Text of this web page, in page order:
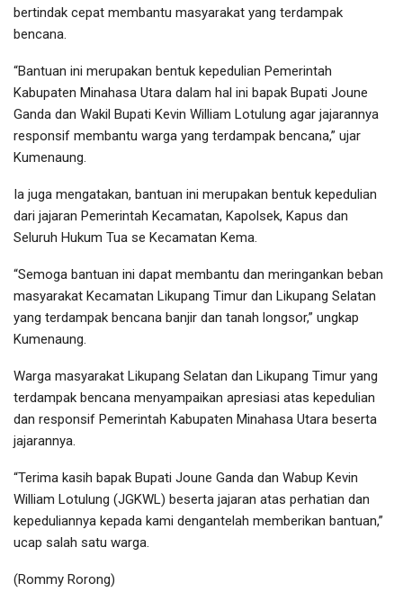
bertindak cepat membantu masyarakat yang terdampak
bencana.
“Bantuan ini merupakan bentuk kepedulian Pemerintah
Kabupaten Minahasa Utara dalam hal ini bapak Bupati Joune
Ganda dan Wakil Bupati Kevin William Lotulung agar jajarannya
responsif membantu warga yang terdampak bencana,” ujar
Kumenaung.
Ia juga mengatakan, bantuan ini merupakan bentuk kepedulian
dari jajaran Pemerintah Kecamatan, Kapolsek, Kapus dan
Seluruh Hukum Tua se Kecamatan Kema.
“Semoga bantuan ini dapat membantu dan meringankan beban
masyarakat Kecamatan Likupang Timur dan Likupang Selatan
yang terdampak bencana banjir dan tanah longsor,” ungkap
Kumenaung.
Warga masyarakat Likupang Selatan dan Likupang Timur yang
terdampak bencana menyampaikan apresiasi atas kepedulian
dan responsif Pemerintah Kabupaten Minahasa Utara beserta
jajarannya.
“Terima kasih bapak Bupati Joune Ganda dan Wabup Kevin
William Lotulung (JGKWL) beserta jajaran atas perhatian dan
kepeduliannya kepada kami dengantelah memberikan bantuan,”
ucap salah satu warga.
(Rommy Rorong)